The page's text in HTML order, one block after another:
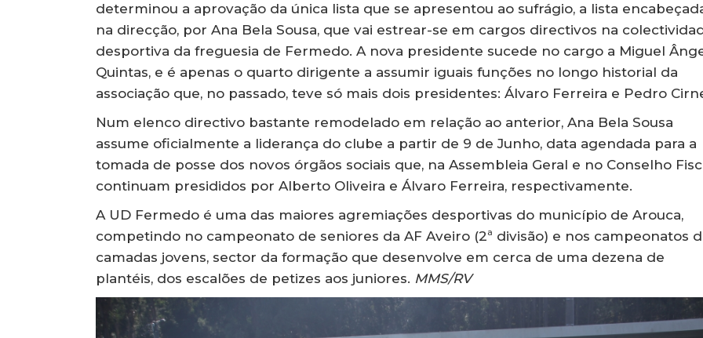
determinou a aprovação da única lista que se apresentou ao sufrágio, a lista
na direcção, por Ana Bela Sousa, que vai estrear-se em cargos directivos na
desportiva da freguesia de Fermedo. A nova presidente sucede no cargo a Miguel
Quintas, e é apenas o quarto dirigente a assumir iguais funções no longo historial da
associação que, no passado, teve só mais dois presidentes: Álvaro Ferreira e Pedro
Num elenco directivo bastante remodelado em relação ao anterior, Ana Bela Sousa
assume oficialmente a liderança do clube a partir de 9 de Junho, data agendada para a
tomada de posse dos novos órgãos sociais que, na Assembleia Geral e no Conselho
continuam presididos por Alberto Oliveira e Álvaro Ferreira, respectivamente.
A UD Fermedo é uma das maiores agremiações desportivas do município de Arouca,
competindo no campeonato de seniores da AF Aveiro (2ª divisão) e nos campeonatos
camadas jovens, sector da formação que desenvolve em cerca de uma dezena de
plantéis, dos escalões de petizes aos juniores. MMS/RV